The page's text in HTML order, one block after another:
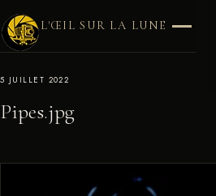
L'ŒIL SUR LA LUNE
5 JUILLET 2022
Pipes.jpg